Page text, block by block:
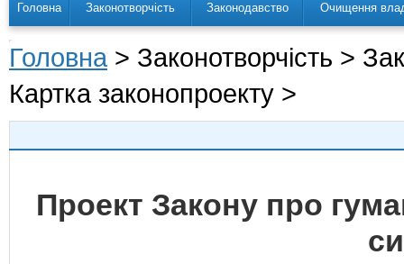
Головна Законотворчість Законодавство Очищення
Головна > Законотворчість >
Картка законопроекту >
Проект Закону про